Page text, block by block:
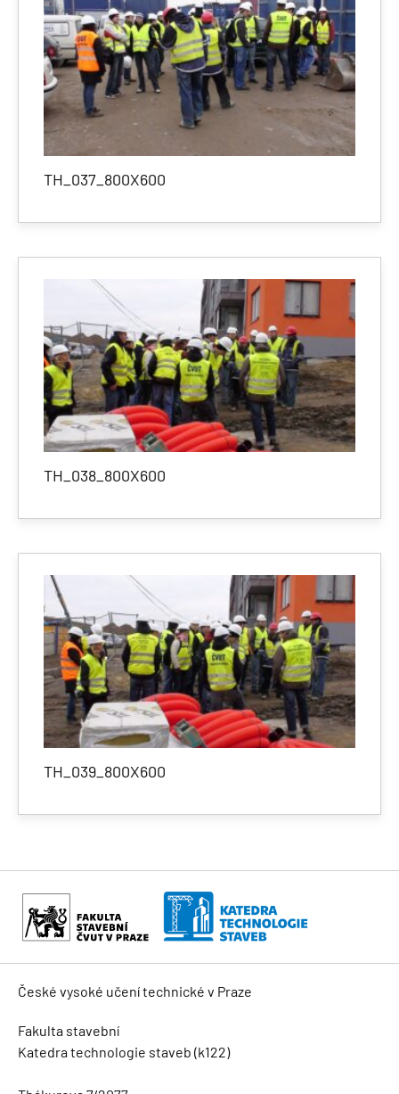
TH_037_800X600
TH_038_800X600
TH_039_800X600
České vysoké učení technické v Praze
Fakulta stavební
Katedra technologie staveb (k122)